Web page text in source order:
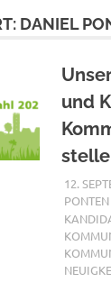
DANIEL
und
12.
PONTEN